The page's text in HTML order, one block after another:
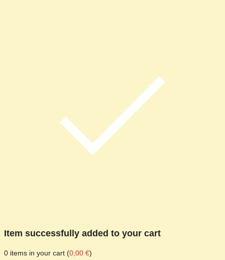
Item successfully added to your cart
0 items in your cart (0,00 €)